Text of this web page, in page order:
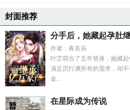
封面推荐
分手后，她藏起孕肚
作者：夜良辰
叶芷萌当了五年替身，她藏
满足厉行渊所有的需求，却
金...
在星际成为传说